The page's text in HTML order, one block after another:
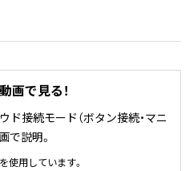
画で見る！
ド接続モード（ボタン接続・マニ
で説明。
使用しています。